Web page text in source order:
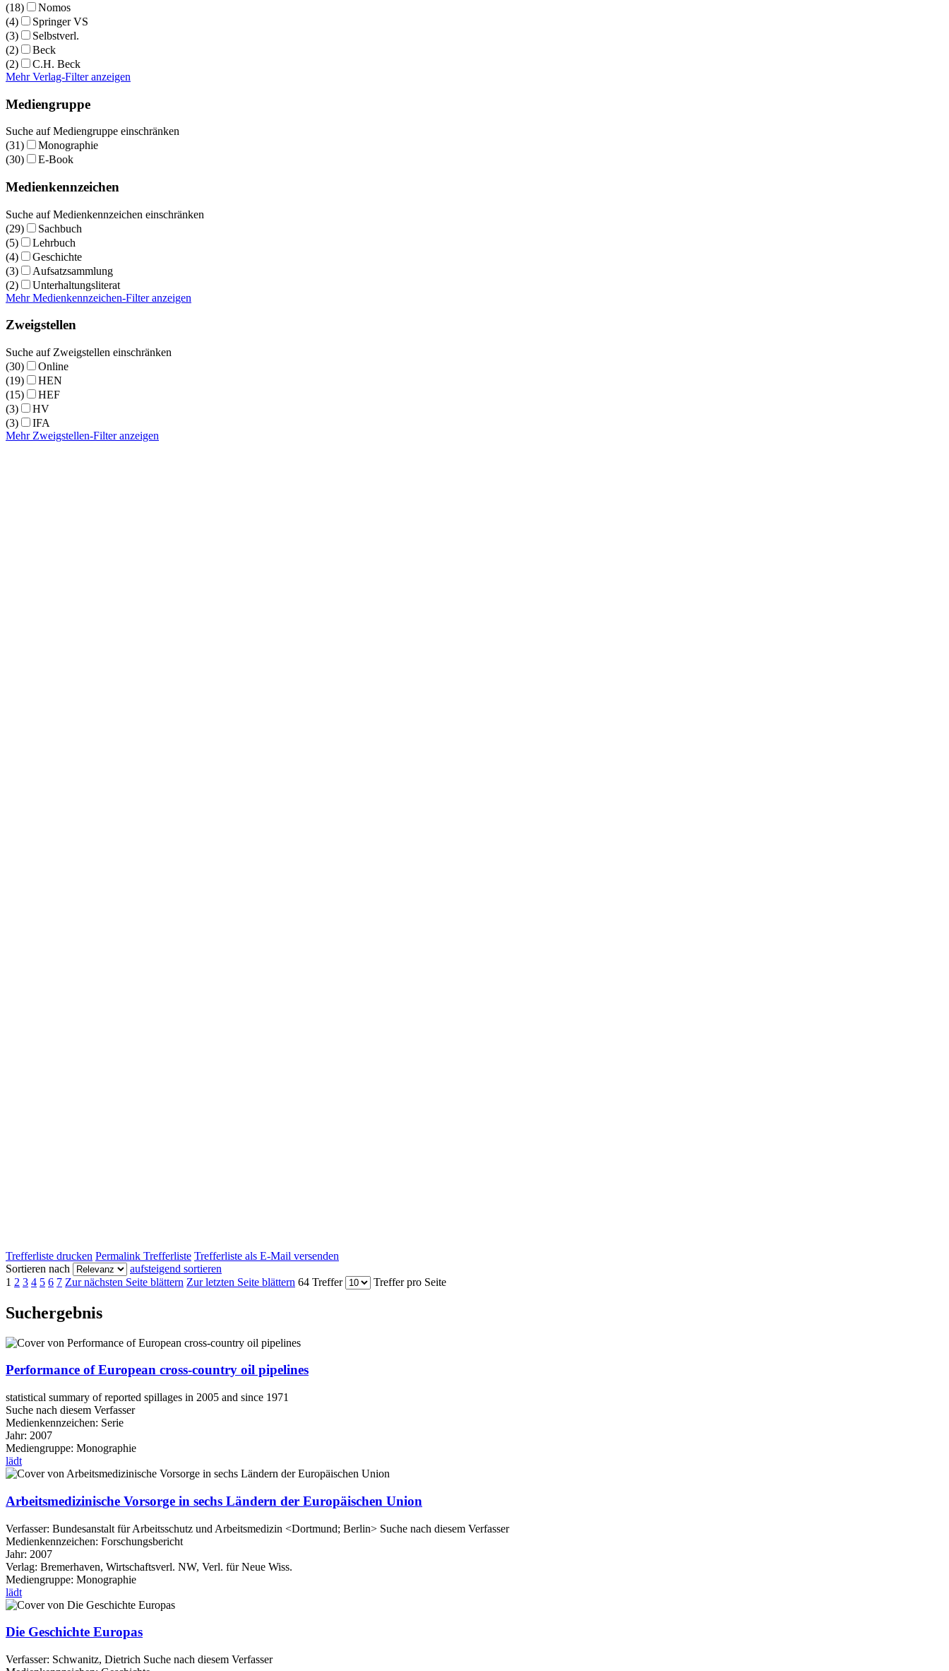
(18)
Nomos
(4)
Springer VS
(3)
Selbstverl.
(2)
Beck
(2)
C.H. Beck
Mehr Verlag-Filter anzeigen
Mediengruppe
Suche auf Mediengruppe einschränken
(31)
Monographie
(30)
E-Book
Medienkennzeichen
Suche auf Medienkennzeichen einschränken
(29)
Sachbuch
(5)
Lehrbuch
(4)
Geschichte
(3)
Aufsatzsammlung
(2)
Unterhaltungsliterat
Mehr Medienkennzeichen-Filter anzeigen
Zweigstellen
Suche auf Zweigstellen einschränken
(30)
Online
(19)
HEN
(15)
HEF
(3)
HV
(3)
IFA
Mehr Zweigstellen-Filter anzeigen
Trefferliste drucken Permalink Trefferliste Trefferliste als E-Mail versenden
Sortieren nach
aufsteigend sortieren
1 2 3 4 5 6 7 Zur nächsten Seite blättern Zur letzten Seite blättern 64 Treffer Treffer pro Seite
Suchergebnis
Performance of European cross-country oil pipelines
statistical summary of reported spillages in 2005 and since 1971
Suche nach diesem Verfasser
Medienkennzeichen: Serie
Jahr: 2007
Mediengruppe: Monographie
lädt
Arbeitsmedizinische Vorsorge in sechs Ländern der Europäischen Union
Verfasser: Bundesanstalt für Arbeitsschutz und Arbeitsmedizin <Dortmund; Berlin> Suche nach diesem Verfasser
Medienkennzeichen: Forschungsbericht
Jahr: 2007
Verlag: Bremerhaven, Wirtschaftsverl. NW, Verl. für Neue Wiss.
Mediengruppe: Monographie
lädt
Die Geschichte Europas
Verfasser: Schwanitz, Dietrich Suche nach diesem Verfasser